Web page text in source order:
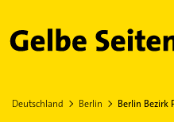
Gelbe Seiten
Deutschland Berlin Berlin Bezirk